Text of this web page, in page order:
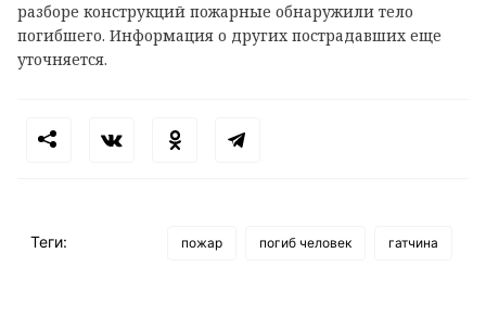
разборе конструкций пожарные обнаружили тело
погибшего. Информация о других пострадавших еще
уточняется.
Теги: пожар погиб человек гатчина